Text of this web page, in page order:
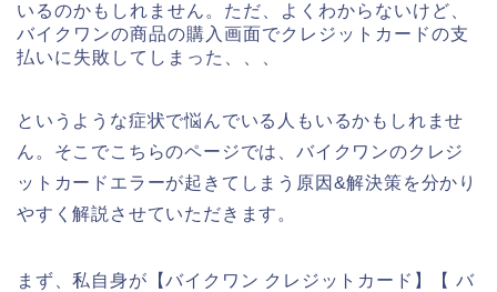
いるのかもしれません。ただ、よくわからないけど、
バイクワンの商品の購入画面でクレジットカードの支
払いに失敗してしまった、、、
というような症状で悩んでいる人もいるかもしれませ
ん。そこでこちらのページでは、バイクワンのクレジ
ットカードエラーが起きてしまう原因&解決策を分かり
やすく解説させていただきます。
まず、私自身が【バイクワン クレジットカード】【 バ